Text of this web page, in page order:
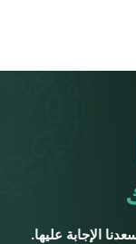
الإجابة عليها.